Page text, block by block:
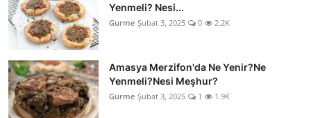
Yenmeli? Nesi...
Gurme Şubat 3, 2025 0 2.2K
Amasya Merzifon'da Ne Yenir?Ne
Yenmeli?Nesi Meşhur?
Gurme Şubat 3, 2025 1 1.9K